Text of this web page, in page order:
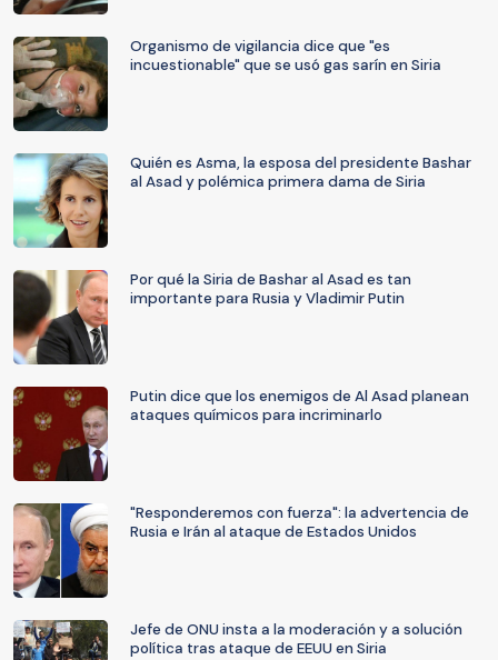
Organismo de vigilancia dice que "es
incuestionable" que se usó gas sarín en Siria
Quién es Asma, la esposa del presidente Bashar
al Asad y polémica primera dama de Siria
Por qué la Siria de Bashar al Asad es tan
importante para Rusia y Vladimir Putin
Putin dice que los enemigos de Al Asad planean
ataques químicos para incriminarlo
"Responderemos con fuerza": la advertencia de
Rusia e Irán al ataque de Estados Unidos
Jefe de ONU insta a la moderación y a solución
política tras ataque de EEUU en Siria